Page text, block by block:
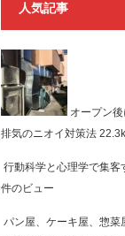
人気記事
オープン
排気のニオイ対策法
行動科学と心理学で集
件のビュー
パン屋、ケーキ屋、惣